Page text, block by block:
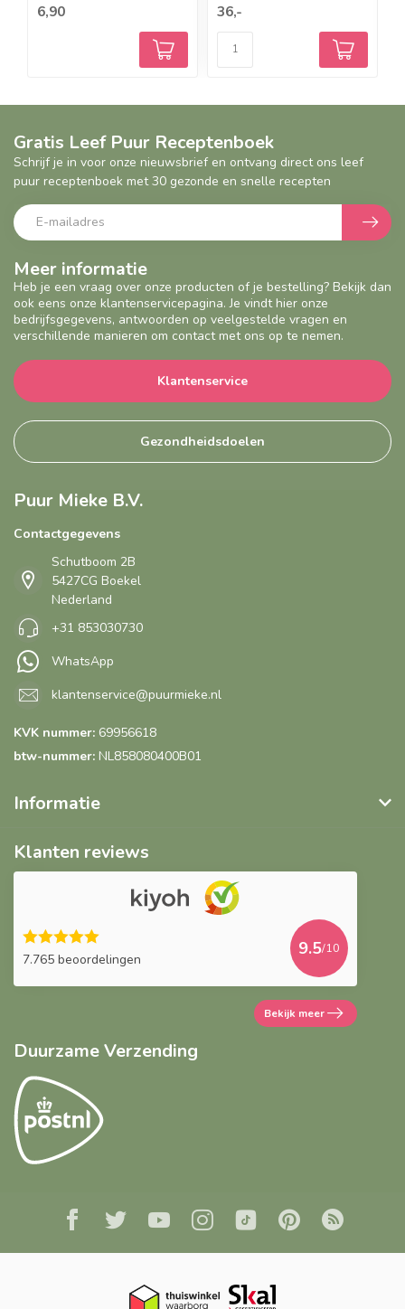
6,90 36,-
Meer informatie
Heb je een vraag over onze producten of je bestelling? Bekijk dan
ook eens onze klantenservicepagina. Je vindt hier onze
bedrijfsgegevens, antwoorden op veelgestelde vragen en
verschillende manieren om contact met ons op te nemen.
Klantenservice
Gezondheidsdoelen
Gratis Leef Puur Receptenboek
Schrijf je in voor onze nieuwsbrief en ontvang direct ons leef
puur receptenboek met 30 gezonde en snelle recepten
Puur Mieke B.V.
Contactgegevens
Schutboom 2B
5427CG Boekel
Nederland
+31 853030730
WhatsApp
klantenservice@puurmieke.nl
KVK nummer: 69956618
btw-nummer: NL858080400B01
Informatie
Klanten reviews
7.765 beoordelingen
9.5/10
Bekijk meer
Duurzame Verzending